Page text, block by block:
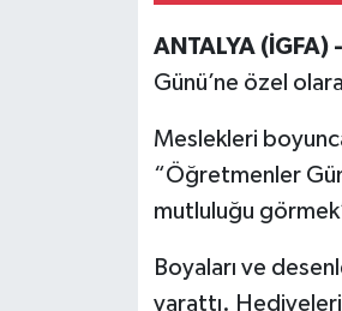
ANTALYA (İGFA) -
Günü’ne özel
Meslekleri
“Öğretmenler
mutluluğu
Boyaları ve
yarattı.